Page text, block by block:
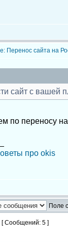
Перенос сайта на
сайт с
по переносу
про okis
Поле
[ Сообщений: 5 ]